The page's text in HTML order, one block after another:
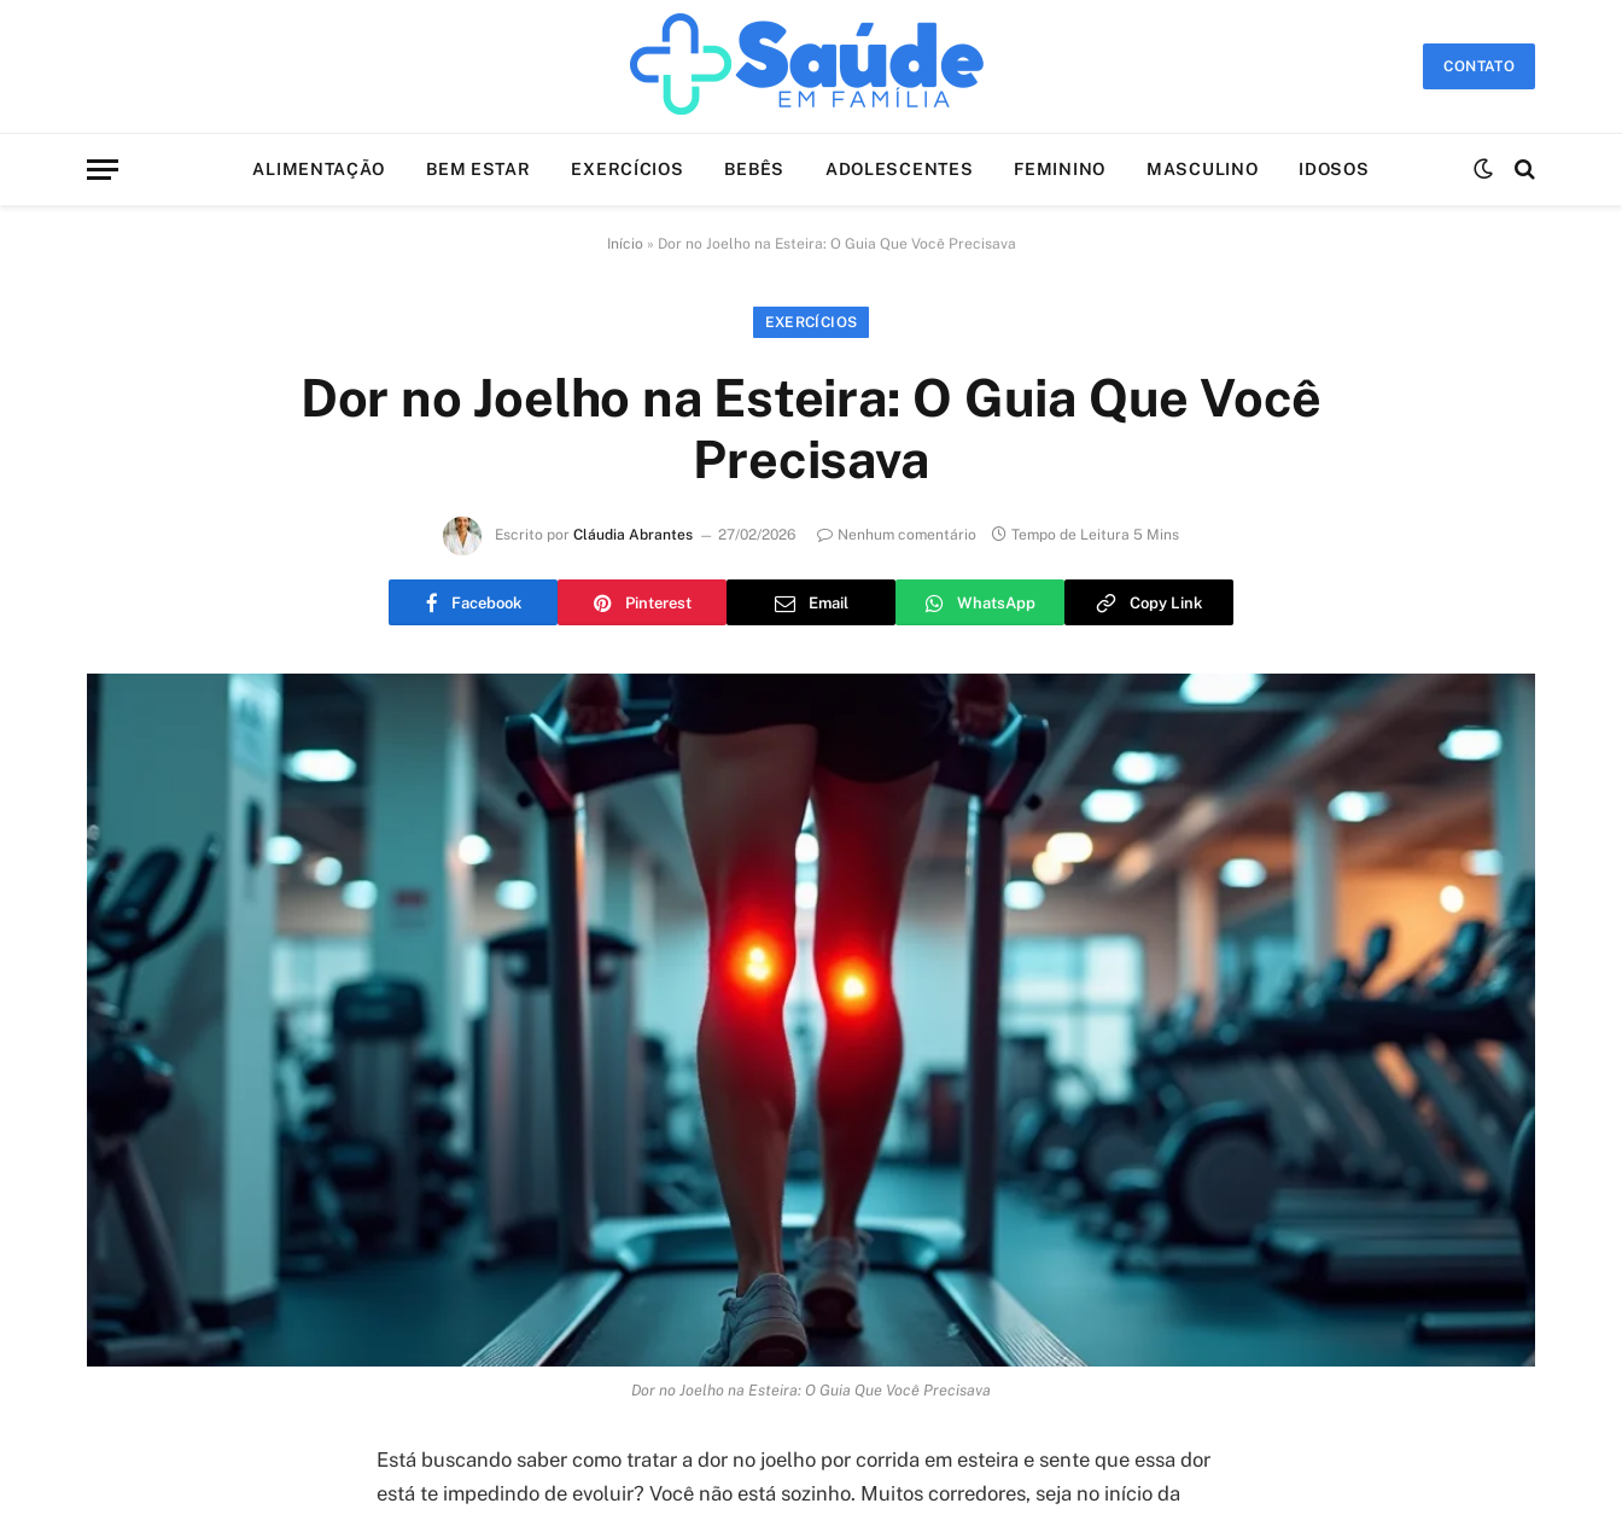
CONTATO
ALIMENTAÇÃO BEM ESTAR EXERCÍCIOS BEBÊS ADOLESCENTES FEMININO MASCULINO IDOSOS
Início » Dor no Joelho na Esteira: O Guia Que Você Precisava
EXERCÍCIOS
Dor no Joelho na Esteira: O Guia Que Você
Precisava
Escrito por Cláudia Abrantes 27/02/2026 Nenhum comentário Tempo de Leitura 5 Mins
Facebook Pinterest Email WhatsApp Copy Link
Dor no Joelho na Esteira: O Guia Que Você Precisava
Está buscando saber como tratar a dor no joelho por corrida em esteira e sente que essa dor
está te impedindo de evoluir? Você não está sozinho. Muitos corredores, seja no início da